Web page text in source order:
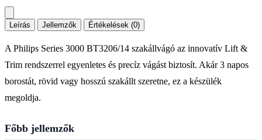
Leírás Jellemzők Értékelések (0)
A Philips Series 3000 BT3206/14 szakállvágó az innovatív Lift &
Trim rendszerrel egyenletes és precíz vágást biztosít. Akár 3 napos
borostát, rövid vagy hosszú szakállt szeretne, ez a készülék
megoldja.
Főbb jellemzők